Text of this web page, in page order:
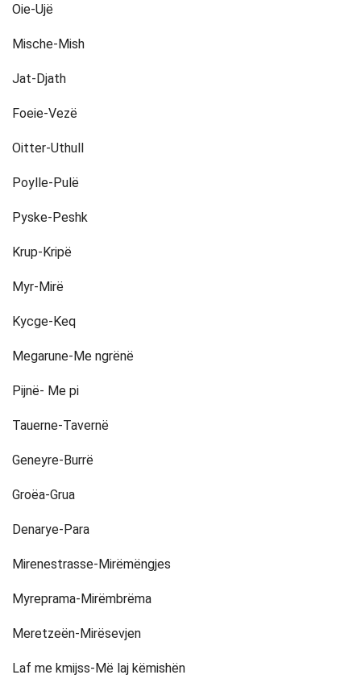
Oie-Ujë
Mische-Mish
Jat-Djath
Foeie-Vezë
Oitter-Uthull
Poylle-Pulë
Pyske-Peshk
Krup-Kripë
Myr-Mirë
Kycge-Keq
Megarune-Me ngrënë
Pijnë- Me pi
Tauerne-Tavernë
Geneyre-Burrë
Groëa-Grua
Denarye-Para
Mirenestrasse-Mirëmëngjes
Myreprama-Mirëmbrëma
Meretzeën-Mirësevjen
Laf me kmijss-Më laj këmishën